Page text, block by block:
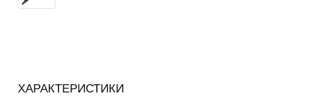
ХАРАКТЕРИСТИКИ